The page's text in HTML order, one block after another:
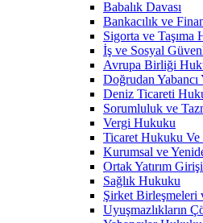
Babalık Davası
Bankacılık ve
Sigorta ve Taşıma
İş ve Sosyal
Avrupa Birliği
Doğrudan Yabancı
Deniz Ticareti
Sorumluluk ve
Vergi Hukuku
Ticaret Hukuku Ve
Kurumsal ve
Ortak Yatırım
Sağlık Hukuku
Şirket Birleşmeleri
Uyuşmazlıkların